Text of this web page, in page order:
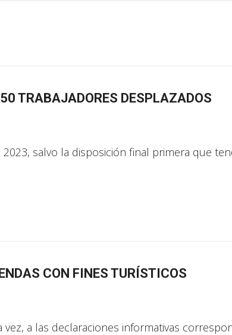
TRABAJADORES DESPLAZADOS
salvo la disposición final primera que
CON FINES TURÍSTICOS
a las declaraciones informativas